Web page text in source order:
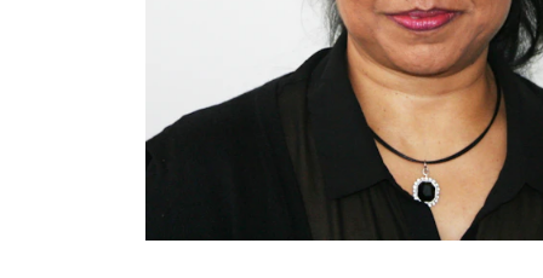
International Activities
IN.TUNE